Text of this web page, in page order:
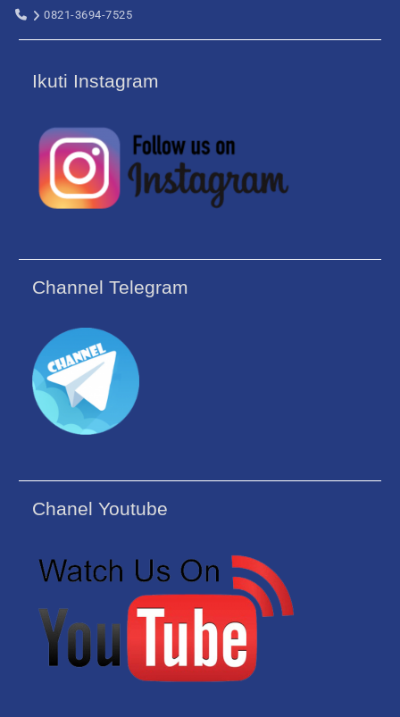
0821-3694-7525
Ikuti Instagram
Channel Telegram
Chanel Youtube